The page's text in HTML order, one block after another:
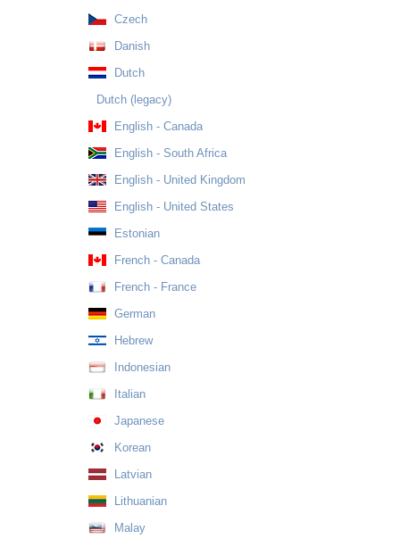
Czech
Danish
Dutch
Dutch (legacy)
English - Canada
English - South Africa
English - United Kingdom
English - United States
Estonian
French - Canada
French - France
German
Hebrew
Indonesian
Italian
Japanese
Korean
Latvian
Lithuanian
Malay